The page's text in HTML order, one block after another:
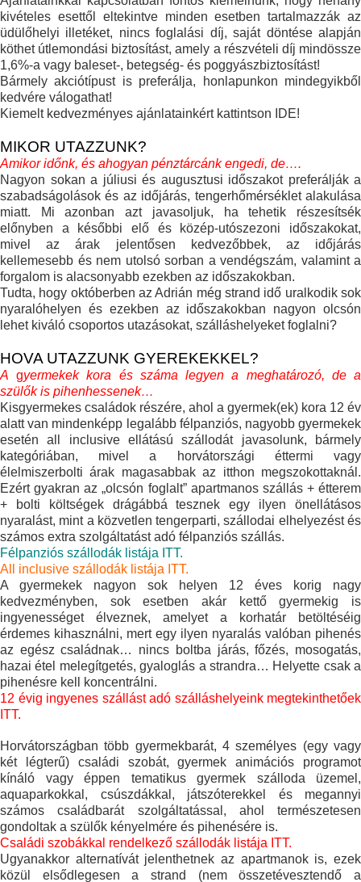
kivételes esettől eltekintve minden esetben tartalmazzák az
üdülőhelyi illetéket, nincs foglalási díj, saját döntése alapján
köthet útlemondási biztosítást, amely a részvételi díj mindössze
1,6%-a vagy baleset-, betegség- és poggyászbiztosítást!
Bármely akciótípust is preferálja, honlapunkon mindegyikből
kedvére válogathat!
Kiemelt kedvezményes ajánlatainkért kattintson IDE!
MIKOR UTAZZUNK?
Amikor időnk, és ahogyan pénztárcánk engedi, de….
Nagyon sokan a júliusi és augusztusi időszakot preferálják a
szabadságolások és az időjárás, tengerhőmérséklet alakulása
miatt. Mi azonban azt javasoljuk, ha tehetik részesítsék
előnyben a későbbi elő és közép-utószezoni időszakokat,
mivel az árak jelentősen kedvezőbbek, az időjárás
kellemesebb és nem utolsó sorban a vendégszám, valamint a
forgalom is alacsonyabb ezekben az időszakokban.
Tudta, hogy októberben az Adrián még strand idő uralkodik sok
nyaralóhelyen és ezekben az időszakokban nagyon olcsón
lehet kiváló csoportos utazásokat, szálláshelyeket foglalni?
HOVA UTAZZUNK GYEREKEKKEL?
A gyermekek kora és száma legyen a meghatározó, de a
szülők is pihenhessenek…
Kisgyermekes családok részére, ahol a gyermek(ek) kora 12 év
alatt van mindenképp legalább félpanziós, nagyobb gyermekek
esetén all inclusive ellátású szállodát javasolunk, bármely
kategóriában, mivel a horvátországi éttermi vagy
élelmiszerbolti árak magasabbak az itthon megszokottaknál.
Ezért gyakran az „olcsón foglalt” apartmanos szállás + étterem
+ bolti költségek drágábbá tesznek egy ilyen önellátásos
nyaralást, mint a közvetlen tengerparti, szállodai elhelyezést és
számos extra szolgáltatást adó félpanziós szállás.
Félpanziós szállodák listája ITT.
All inclusive szállodák listája ITT.
A gyermekek nagyon sok helyen 12 éves korig nagy
kedvezményben, sok esetben akár kettő gyermekig is
ingyenességet élveznek, amelyet a korhatár betöltéséig
érdemes kihasználni, mert egy ilyen nyaralás valóban pihenés
az egész családnak… nincs boltba járás, főzés, mosogatás,
hazai étel melegítgetés, gyaloglás a strandra… Helyette csak a
pihenésre kell koncentrálni.
12 évig ingyenes szállást adó szálláshelyeink megtekinthetőek
ITT.
Horvátországban több gyermekbarát, 4 személyes (egy vagy
két légterű) családi szobát, gyermek animációs programot
kínáló vagy éppen tematikus gyermek szálloda üzemel,
aquaparkokkal, csúszdákkal, játszóterekkel és megannyi
számos családbarát szolgáltatással, ahol természetesen
gondoltak a szülők kényelmére és pihenésére is.
Családi szobákkal rendelkező szállodák listája ITT.
Ugyanakkor alternatívát jelenthetnek az apartmanok is, ezek
közül elsődlegesen a strand (nem összetévesztendő a